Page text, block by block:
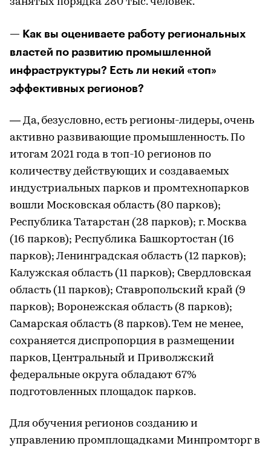
— Как вы оцениваете работу региональных
властей по развитию промышленной
инфраструктуры? Есть ли некий «топ»
эффективных регионов?
— Да, безусловно, есть регионы-лидеры, очень
активно развивающие промышленность. По
итогам 2021 года в топ-10 регионов по
количеству действующих и создаваемых
индустриальных парков и промтехнопарков
вошли Московская область (80 парков);
Республика Татарстан (28 парков); г. Москва
(16 парков); Республика Башкортостан (16
парков); Ленинградская область (12 парков);
Калужская область (11 парков); Свердловская
область (11 парков); Ставропольский край (9
парков); Воронежская область (8 парков);
Самарская область (8 парков). Тем не менее,
сохраняется диспропорция в размещении
парков, Центральный и Приволжский
федеральные округа обладают 67%
подготовленных площадок парков.
Для обучения регионов созданию и
управлению промплощадками Минпромторг в